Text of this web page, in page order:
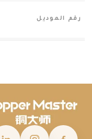
رقم الموديل